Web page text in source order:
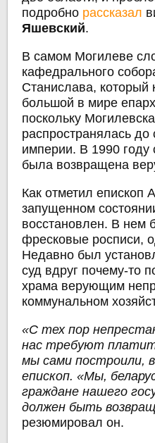
подробно рассказал
Яшевский.
В самом Могилеве
кафедрального
Станислава, который
большой в мире
поскольку
распространялась
империи. В 1990 году
была возвращена
Как отметил епископ
запущенном
восстановлен. В нем
фресковые росписи,
Недавно был
суд вдруг почему-то
храма верующим
коммунальном
«С тех пор
нас требуют
мы сами построили,
епископ. «Мы,
граждане нашего
должен быть
резюмировал он.